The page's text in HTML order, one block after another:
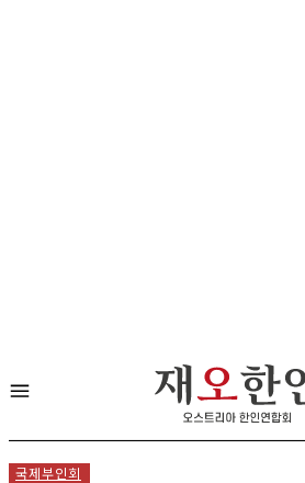
국제부인회